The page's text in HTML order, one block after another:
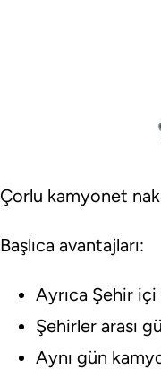
Çorlu kamyonet
Başlıca avantajları:
Ayrıca Şehir içi
Şehirler arası
Aynı gün